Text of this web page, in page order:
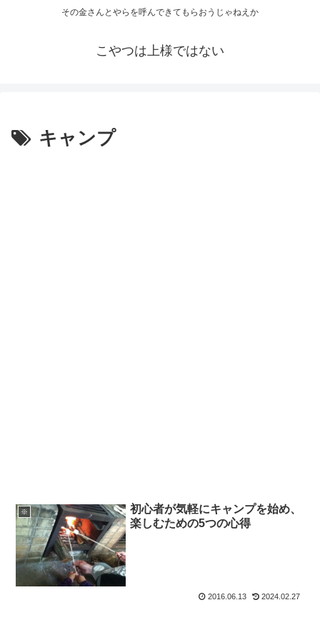
その金さんとやらを呼んできてもらおうじゃねえか
こやつは上様ではない
キャンプ
※
初心者が気軽にキャンプを始め、
楽しむための5つの心得
2016.06.13 2024.02.27